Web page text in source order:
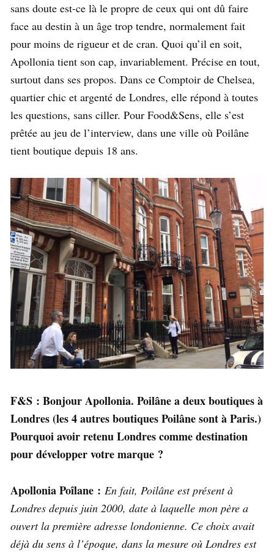
sans doute est-ce là le propre de ceux qui ont dû faire
face au destin à un âge trop tendre, normalement fait
pour moins de rigueur et de cran. Quoi qu’il en soit,
Apollonia tient son cap, invariablement. Précise en tout,
surtout dans ses propos. Dans ce Comptoir de Chelsea,
quartier chic et argenté de Londres, elle répond à toutes
les questions, sans ciller. Pour Food&Sens, elle s’est
prêtée au jeu de l’interview, dans une ville où Poilâne
tient boutique depuis 18 ans.
F&S : Bonjour Apollonia. Poilâne a deux boutiques à
Londres (les 4 autres boutiques Poilâne sont à Paris.)
Pourquoi avoir retenu Londres comme destination
pour développer votre marque ?
Apollonia Poîlane : En fait, Poilâne est présent à
Londres depuis juin 2000, date à laquelle mon père a
ouvert la première adresse londonienne. Ce choix avait
déjà du sens à l’époque, dans la mesure où Londres est